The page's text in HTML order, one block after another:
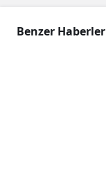
Benzer Haberler